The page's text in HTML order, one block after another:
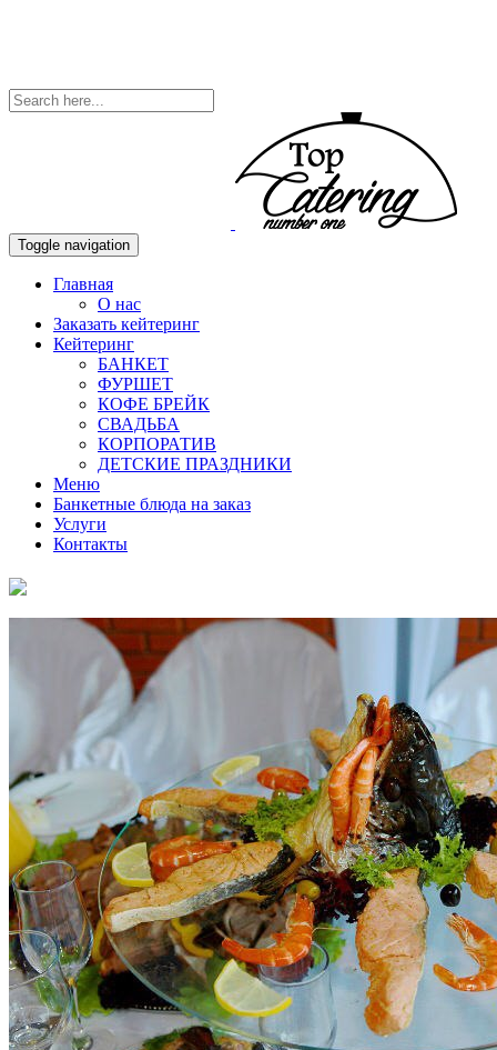
Toggle navigation
Главная
О нас
Заказать кейтеринг
Кейтеринг
БАНКЕТ
ФУРШЕТ
КОФЕ БРЕЙК
СВАДЬБА
КОРПОРАТИВ
ДЕТСКИЕ ПРАЗДНИКИ
Меню
Банкетные блюда на заказ
Услуги
Контакты